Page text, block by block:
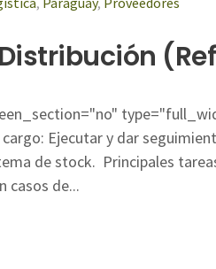
Ejecutar y dar
de stock. Principales
casos de...